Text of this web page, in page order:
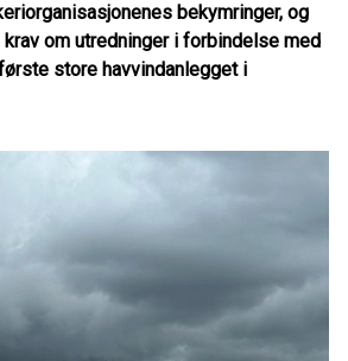
bekymringer, og
om utredninger i forbindelse med
store havvindanlegget i